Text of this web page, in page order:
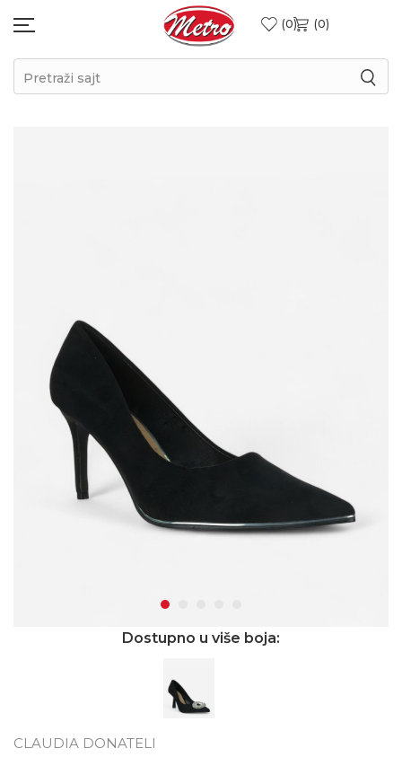
0 0
Pretraži sajt
Dostupno u više boja:
CLAUDIA DONATELI